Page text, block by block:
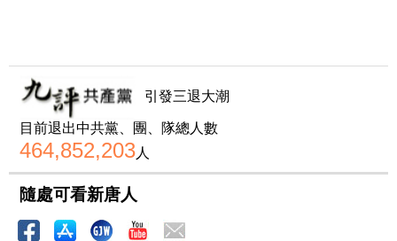
引發三退大潮
目前退出中共黨、團、隊總人數
464,852,203人
隨處可看新唐人